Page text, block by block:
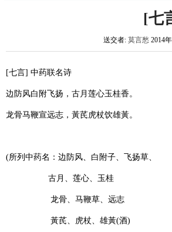
[七
送交者: 莫言愁2014
[七言] 中药联名诗
边防风白附飞扬，古月莲心玉桂香。
龙骨马鞭宣远志，黃芪虎杖饮雄黃。
(所列中药名： 边防风、 白附子、 飞扬草、
古月、莲心、玉桂
龙骨、 马鞭草、 远志
黃芪、虎杖、雄黃(酒)